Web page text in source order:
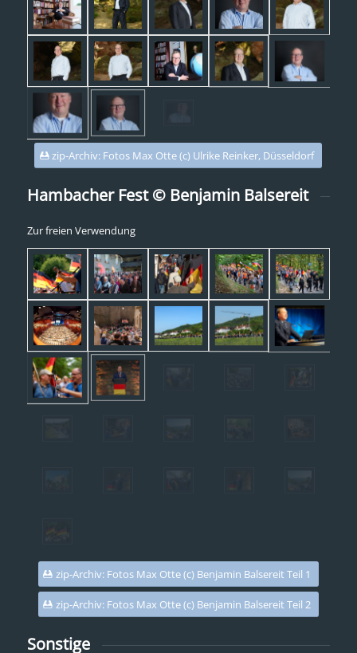
zip-Archiv: Fotos Max Otte (c) Ulrike Reinker, Düsseldorf
Hambacher Fest © Benjamin Balsereit
Zur freien Verwendung
zip-Archiv: Fotos Max Otte (c) Benjamin Balsereit Teil 1
zip-Archiv: Fotos Max Otte (c) Benjamin Balsereit Teil 2
Sonstige